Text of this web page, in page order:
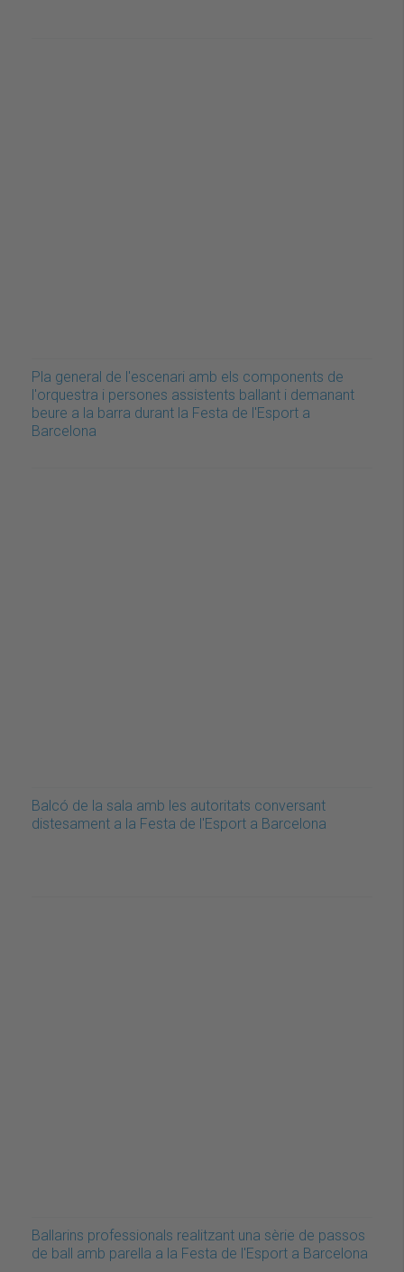
Pla general de l'escenari amb els components de
l'orquestra i persones assistents ballant i demanant
beure a la barra durant la Festa de l'Esport a
Barcelona
Balcó de la sala amb les autoritats conversant
distesament a la Festa de l'Esport a Barcelona
Ballarins professionals realitzant una sèrie de passos
de ball amb parella a la Festa de l'Esport a Barcelona